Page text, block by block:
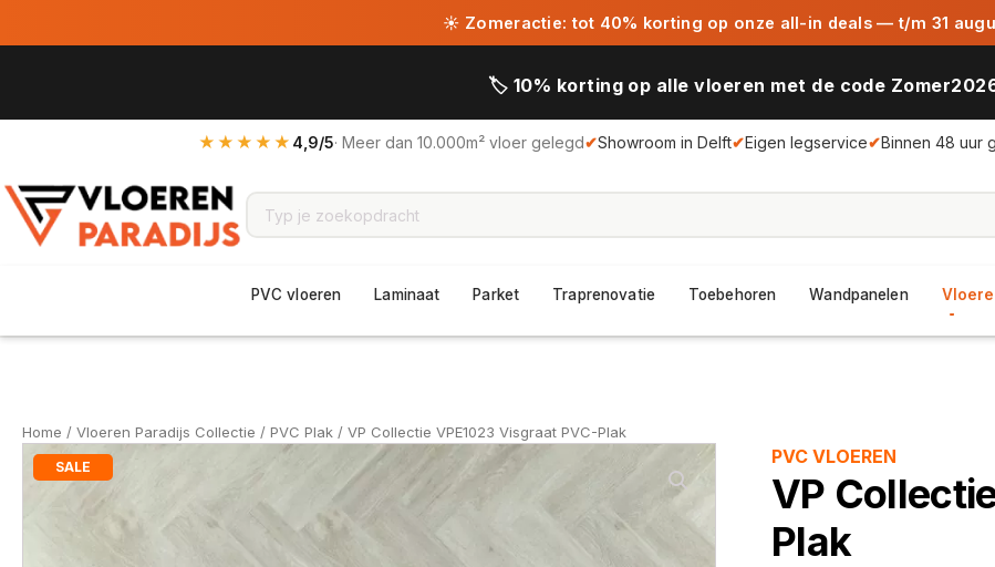
☀ Zomeractie: tot 40% korting op onze all-in deals — t/m 31
🏷️ 10% korting op alle vloeren met de code
★★★★★ 4,9/5· Meer dan 10.000m² vloer gelegd✔Showroom in Delft✔Eigen legservice✔Binnen 48 uur
PVC vloeren Laminaat Parket Traprenovatie Toebehoren Wandpanelen
Home / Vloeren Paradijs Collectie / PVC Plak / VP Collectie VPE1023 Visgraat PVC-Plak
SALE PVC VLOEREN
VP
Plak